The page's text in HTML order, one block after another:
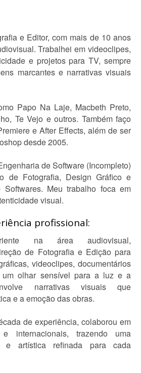
e Editor, com mais de 10 anos
Trabalhei em videoclipes,
e projetos para TV, sempre
marcantes e narrativas visuais
Papo Na Laje, Macbeth Preto,
Te Vejo e outros. Também faço
e After Effects, além de ser
desde 2005.
de Software (Incompleto)
de Fotografia, Design Gráfico e
Softwares. Meu trabalho foca em
visual.
profissional:
na área audiovisual,
de Fotografia e Edição para
videoclipes, documentários
um olhar sensível para a luz e a
narrativas visuais que
e a emoção das obras.
de experiência, colaborou em
internacionais, trazendo uma
e artística refinada para cada